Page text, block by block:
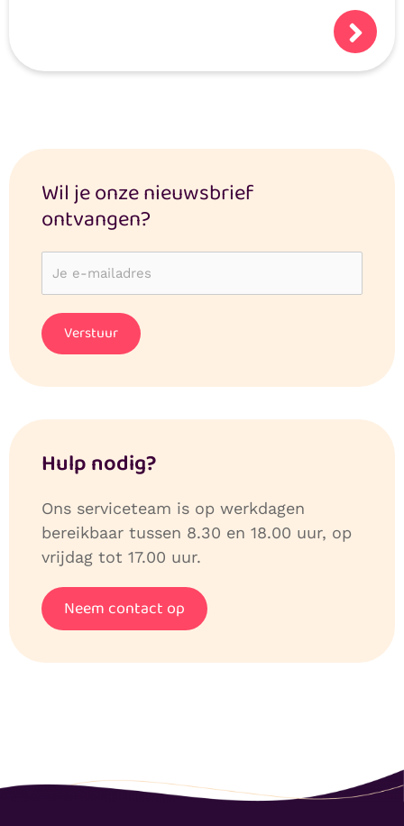
persoonlijke of medische gegevens gaat.
Logisch dat je je afvraagt: hoe veilig zijn
Wil je onze nieuwsbrief
ontvangen?
Hulp nodig?
Ons serviceteam is op werkdagen
bereikbaar tussen 8.30 en 18.00 uur, op
vrijdag tot 17.00 uur.
Neem contact op